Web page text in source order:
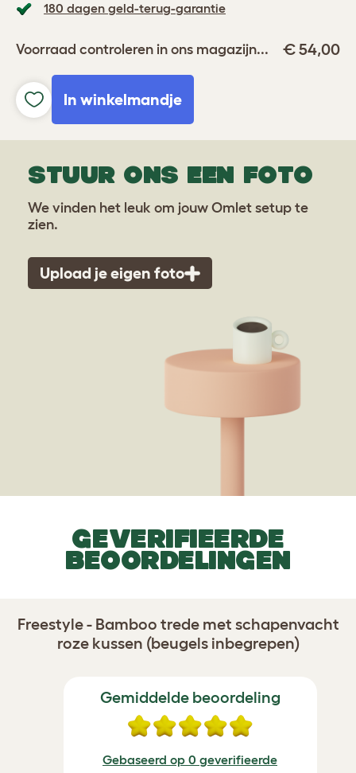
180 dagen geld-terug-garantie
Voorraad controleren in ons magazijn... € 54,00
In winkelmandje
STUUR ONS EEN FOTO
We vinden het leuk om jouw Omlet setup te
zien.
Upload je eigen foto
GEVERIFIEERDE
BEOORDELINGEN
Freestyle - Bamboo trede met schapenvacht
roze kussen (beugels inbegrepen)
Gemiddelde beoordeling
Gebaseerd op 0 geverifieerde